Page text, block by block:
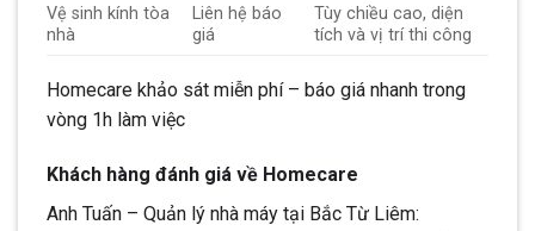
Vệ sinh kính tòa
nhà
Liên hệ báo
giá
Tùy chiều cao, diện
tích và vị trí thi công
Homecare khảo sát miễn phí – báo giá nhanh trong
vòng 1h làm việc
Khách hàng đánh giá về Homecare
Anh Tuấn – Quản lý nhà máy tại Bắc Từ Liêm: